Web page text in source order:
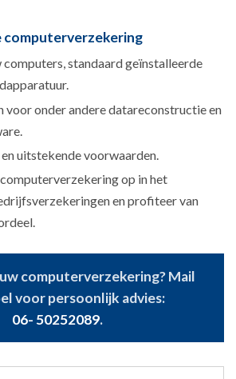
computerverzekering
computers, standaard geïnstalleerde
voor onder andere datareconstructie en
uitstekende voorwaarden.
op in het
en profiteer van
computerverzekering? Mail
voor persoonlijk advies:
06- 50252089.